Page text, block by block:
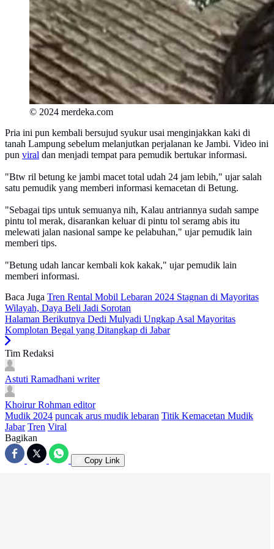
© 2024 merdeka.com
Pria ini pun kembali bersujud syukur usai menginjakkan kaki di
tanah Lampung sebelum melanjutkan perjalanan ke Jambi. Video ini
pun viral dan menjadi tempat para pemudik bertukar informasi.
"Btw ril betung ke jambi macet total udah 24 jam lebih," ujar salah
satu pemudik yang memberi informasi kemacetan di Betung.
"Sebagai tips untuk semuanya nih, Kalau antriannya sudah sampe
pintu tol merak, disarankan keluar di pintu tol seramg abis itu
melewati jalan nasional sampe ke pelabuhan," ujar pemudik lain
memberi tips.
"Betung udah lancar kembali kok kakak," ujar pemudik lain
memberi informasi.
Baca Juga Tren Rental Mobil Lebaran 2024 Stagnan di Mayoritas
Wilayah, Daya Beli Jadi Sorotan
Halaman Berikutnya Dedi Mulyadi Ungkap Asal Mayoritas
Komplotan Begal yang Ditangkap di Jabar
Tim Redaksi
Astuti Ramadhani writer
Khoirur Rohman editor
Mudik 2024 puncak arus mudik lebaran Titik Kemacetan Mudik
Jabar Tren Viral
Bagikan
Copy Link